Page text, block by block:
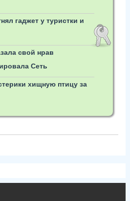
гаджет у туристки и
свой нрав
Сеть
хищную птицу за